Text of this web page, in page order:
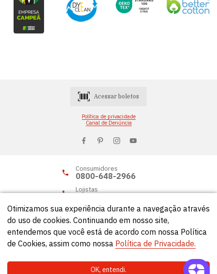
Acessar boletos
Política de privacidade
Canal de Denúncia
Consumidores
0800-648-2966
Lojistas
© Círculo 2026 - Todos os direitos reservados.
Otimizamos sua experiência durante a navegação através
do uso de cookies. Continuando em nosso site,
entendemos que você está de acordo com nossa Política
de Cookies, assim como nossa Política de Privacidade.
OK, entendi.